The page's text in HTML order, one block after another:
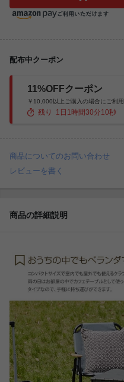
配布中クーポン
11%OFFクーポン
￥10,000以上ご購入の場合にご利用
残り 1 日 1 時間30分8秒
商品についてのお問い合わせ
レビューを書く
商品の詳細説明